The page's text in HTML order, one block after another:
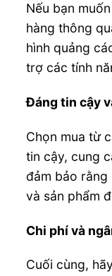
Nếu bạn
hàng thông
hình quảng
trợ các tính
Đáng tin cậy
Chọn mua từ
tin cậy, cung
đảm bảo
và sản phẩm
Chi phí và
Cuối cùng,